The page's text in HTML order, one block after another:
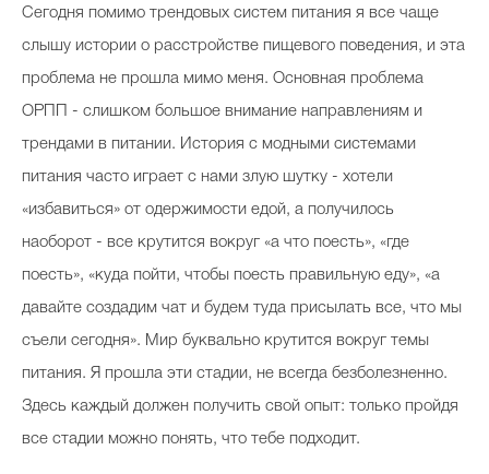
Сегодня помимо трендовых систем питания я все чаще
слышу истории о расстройстве пищевого поведения, и эта
проблема не прошла мимо меня. Основная проблема
ОРПП - слишком большое внимание направлениям и
трендами в питании. История с модными системами
питания часто играет с нами злую шутку - хотели
«избавиться» от одержимости едой, а получилось
наоборот - все крутится вокруг «а что поесть», «где
поесть», «куда пойти, чтобы поесть правильную еду», «а
давайте создадим чат и будем туда присылать все, что мы
съели сегодня». Мир буквально крутится вокруг темы
питания. Я прошла эти стадии, не всегда безболезненно.
Здесь каждый должен получить свой опыт: только пройдя
все стадии можно понять, что тебе подходит.